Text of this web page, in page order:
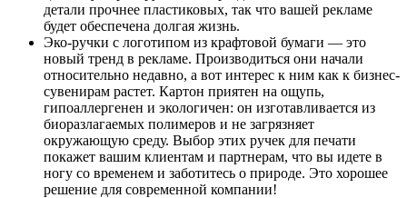
детали прочнее пластиковых, так что вашей рекламе
будет обеспечена долгая жизнь.
Эко-ручки с логотипом из крафтовой бумаги — это
новый тренд в рекламе. Производиться они начали
относительно недавно, а вот интерес к ним как к бизнес-
сувенирам растет. Картон приятен на ощупь,
гипоаллергенен и экологичен: он изготавливается из
биоразлагаемых полимеров и не загрязняет
окружающую среду. Выбор этих ручек для печати
покажет вашим клиентам и партнерам, что вы идете в
ногу со временем и заботитесь о природе. Это хорошее
решение для современной компании!